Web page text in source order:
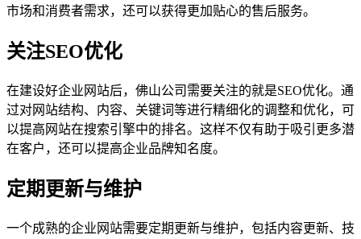
市场和消费者需求，还可以获得更加贴心的售后服务。
关注SEO优化
在建设好企业网站后，佛山公司需要关注的就是SEO优化。通
过对网站结构、内容、关键词等进行精细化的调整和优化，可
以提高网站在搜索引擎中的排名。这样不仅有助于吸引更多潜
在客户，还可以提高企业品牌知名度。
定期更新与维护
一个成熟的企业网站需要定期更新与维护，包括内容更新、技